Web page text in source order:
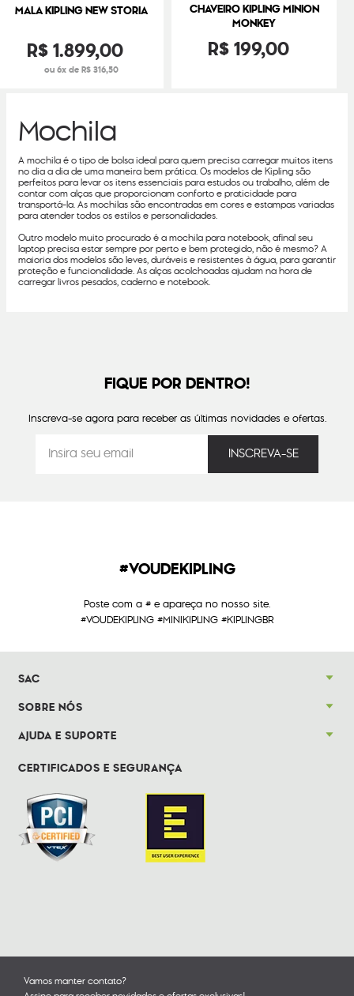
MALA KIPLING NEW STORIA
R$1.899,00
ou 6x de R$ 316,50
CHAVEIRO KIPLING MINION
MONKEY
R$199,00
Mochila
A mochila é o tipo de bolsa ideal para quem precisa carregar muitos itens
no dia a dia de uma maneira bem prática. Os modelos de Kipling são
perfeitos para levar os itens essenciais para estudos ou trabalho, além de
contar com alças que proporcionam conforto e praticidade para
transportá-la. As mochilas são encontradas em cores e estampas variadas
para atender todos os estilos e personalidades.
Outro modelo muito procurado é a mochila para notebook, afinal seu
laptop precisa estar sempre por perto e bem protegido, não é mesmo? A
maioria dos modelos são leves, duráveis e resistentes à água, para garantir
proteção e funcionalidade. As alças acolchoadas ajudam na hora de
carregar livros pesados, caderno e notebook.
FIQUE POR DENTRO!
Inscreva-se agora para receber as últimas novidades e ofertas.
#VOUDEKIPLING
Poste com a # e apareça no nosso site.
#VOUDEKIPLING #MINIKIPLING #KIPLINGBR
SAC
SOBRE NÓS
AJUDA E SUPORTE
CERTIFICADOS E SEGURANÇA
Vamos manter contato?